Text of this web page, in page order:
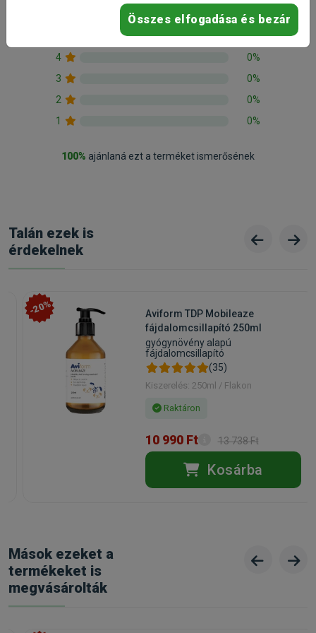
100%
4
0%
3
0%
2
0%
1
0%
100% ajánlaná ezt a terméket ismerősének
Talán ezek is
érdekelnek
-20%
Aviform TDP Mobileaze
fájdalomcsillapító 250ml
gyógynövény alapú
fájdalomcsillapító
(35)
Kiszerelés: 250ml / Flakon
Raktáron
10 990 Ft 13 738 Ft
Kosárba
Mások ezeket a
termékeket is
megvásárolták
Összes elfogadása és bezár